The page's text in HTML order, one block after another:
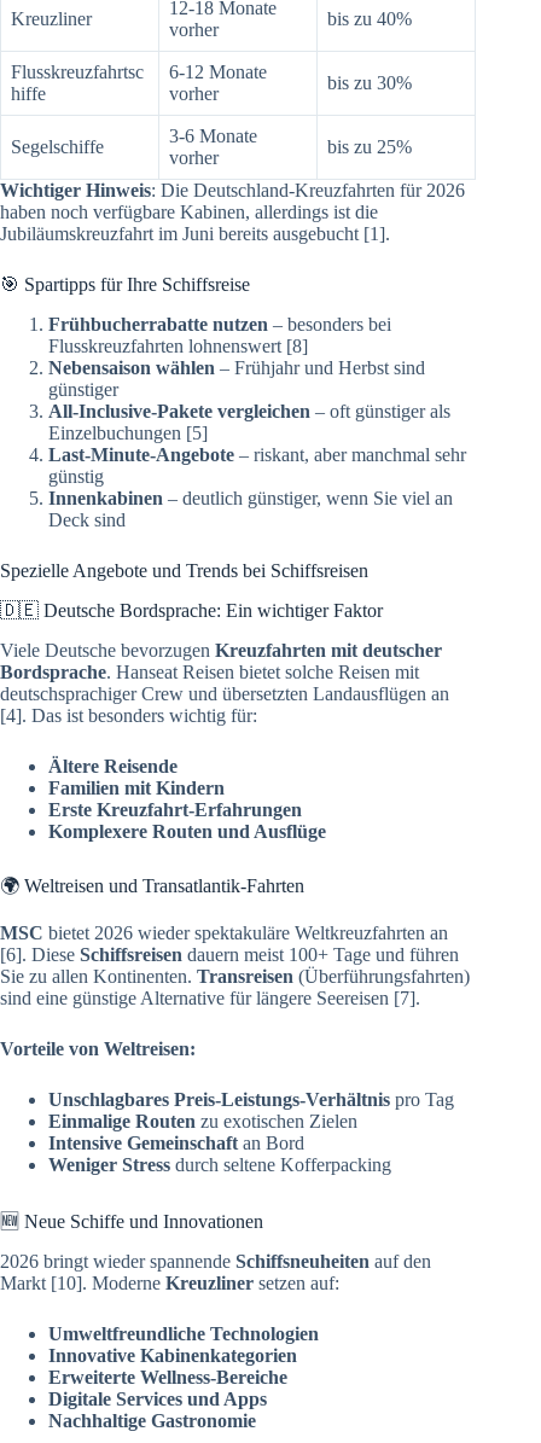
Kreuzliner
12-18 Monate
vorher
bis zu 40%
Flusskreuzfahrtsc
hiffe
6-12 Monate
vorher
bis zu 30%
Segelschiffe
3-6 Monate
vorher
bis zu 25%
Wichtiger Hinweis: Die Deutschland-Kreuzfahrten für 2026
haben noch verfügbare Kabinen, allerdings ist die
Jubiläumskreuzfahrt im Juni bereits ausgebucht [1].
🎯 Spartipps für Ihre Schiffsreise
Frühbucherrabatte nutzen – besonders bei
Flusskreuzfahrten lohnenswert [8]
Nebensaison wählen – Frühjahr und Herbst sind
günstiger
All-Inclusive-Pakete vergleichen – oft günstiger als
Einzelbuchungen [5]
Last-Minute-Angebote – riskant, aber manchmal sehr
günstig
Innenkabinen – deutlich günstiger, wenn Sie viel an
Deck sind
Spezielle Angebote und Trends bei Schiffsreisen
🇩🇪 Deutsche Bordsprache: Ein wichtiger Faktor
Viele Deutsche bevorzugen Kreuzfahrten mit deutscher
Bordsprache. Hanseat Reisen bietet solche Reisen mit
deutschsprachiger Crew und übersetzten Landausflügen an
[4]. Das ist besonders wichtig für:
Ältere Reisende
Familien mit Kindern
Erste Kreuzfahrt-Erfahrungen
Komplexere Routen und Ausflüge
🌍 Weltreisen und Transatlantik-Fahrten
MSC bietet 2026 wieder spektakuläre Weltkreuzfahrten an
[6]. Diese Schiffsreisen dauern meist 100+ Tage und führen
Sie zu allen Kontinenten. Transreisen (Überführungsfahrten)
sind eine günstige Alternative für längere Seereisen [7].
Vorteile von Weltreisen:
Unschlagbares Preis-Leistungs-Verhältnis pro Tag
Einmalige Routen zu exotischen Zielen
Intensive Gemeinschaft an Bord
Weniger Stress durch seltene Kofferpacking
🆕 Neue Schiffe und Innovationen
2026 bringt wieder spannende Schiffsneuheiten auf den
Markt [10]. Moderne Kreuzliner setzen auf:
Umweltfreundliche Technologien
Innovative Kabinenkategorien
Erweiterte Wellness-Bereiche
Digitale Services und Apps
Nachhaltige Gastronomie